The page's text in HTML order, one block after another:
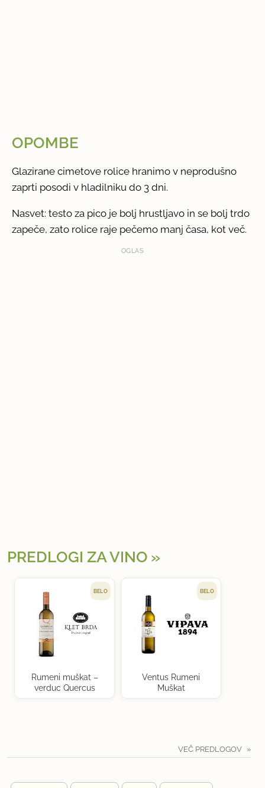
OPOMBE
Glazirane cimetove rolice hranimo v neprodušno
zaprti posodi v hladilniku do 3 dni.
Nasvet: testo za pico je bolj hrustljavo in se bolj trdo
zapeče, zato rolice raje pečemo manj časa, kot več.
OGLAS
PREDLOGI ZA VINO
BELO
Rumeni muškat –
verduc Quercus
BELO
Ventus Rumeni
Muškat
VEČ PREDLOGOV